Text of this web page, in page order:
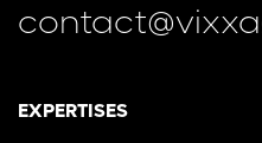
EXPERTISES